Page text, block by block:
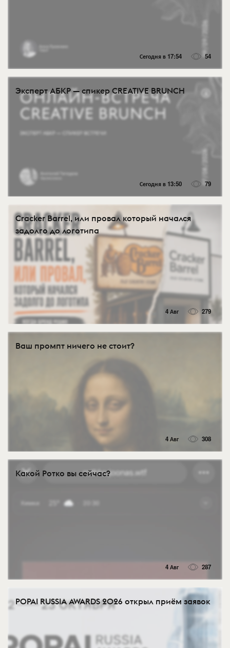
Сегодня в 17:54 54
Эксперт АБКР — спикер CREATIVE BRUNCH
Сегодня в 13:50 79
Cracker Barrel, или провал который начался
задолго до логотипа
4 Авг 279
Ваш промпт ничего не стоит?
4 Авг 308
Какой Ротко вы сейчас?
4 Авг 287
POPAI RUSSIA AWARDS 2026 открыл приём заявок